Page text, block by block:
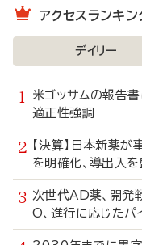
アクセスランキン
デイリー
米ゴッサムの報告
適正性強調
【決算】日本新薬
を明確化、導出入を
次世代AD薬、開発
O、進行に応じたパ